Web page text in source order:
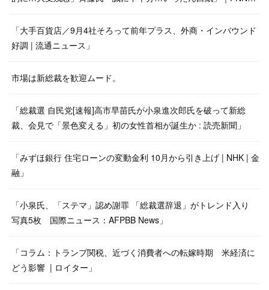
「大手百貨店／9月4社そろって前年プラス、外商・インバウンド
好調 | 流通ニュース」
市場は新総裁を歓迎ムード。
「総裁選 自民党[速報]高市早苗氏が小泉進次郎氏を破って新総
裁、会見で「景色変える」初の女性首相が誕生か : 読売新聞」
「みずほ銀行 住宅ローンの変動金利 10月から引き上げ | NHK | 金
融」
「小泉氏、「ステマ」認め謝罪 「総裁選辞退」がトレンド入り
写真5枚 国際ニュース：AFPBB News」
「コラム：トランプ関税、近づく消費者への転嫁時期 米経済に
どう影響 | ロイター」